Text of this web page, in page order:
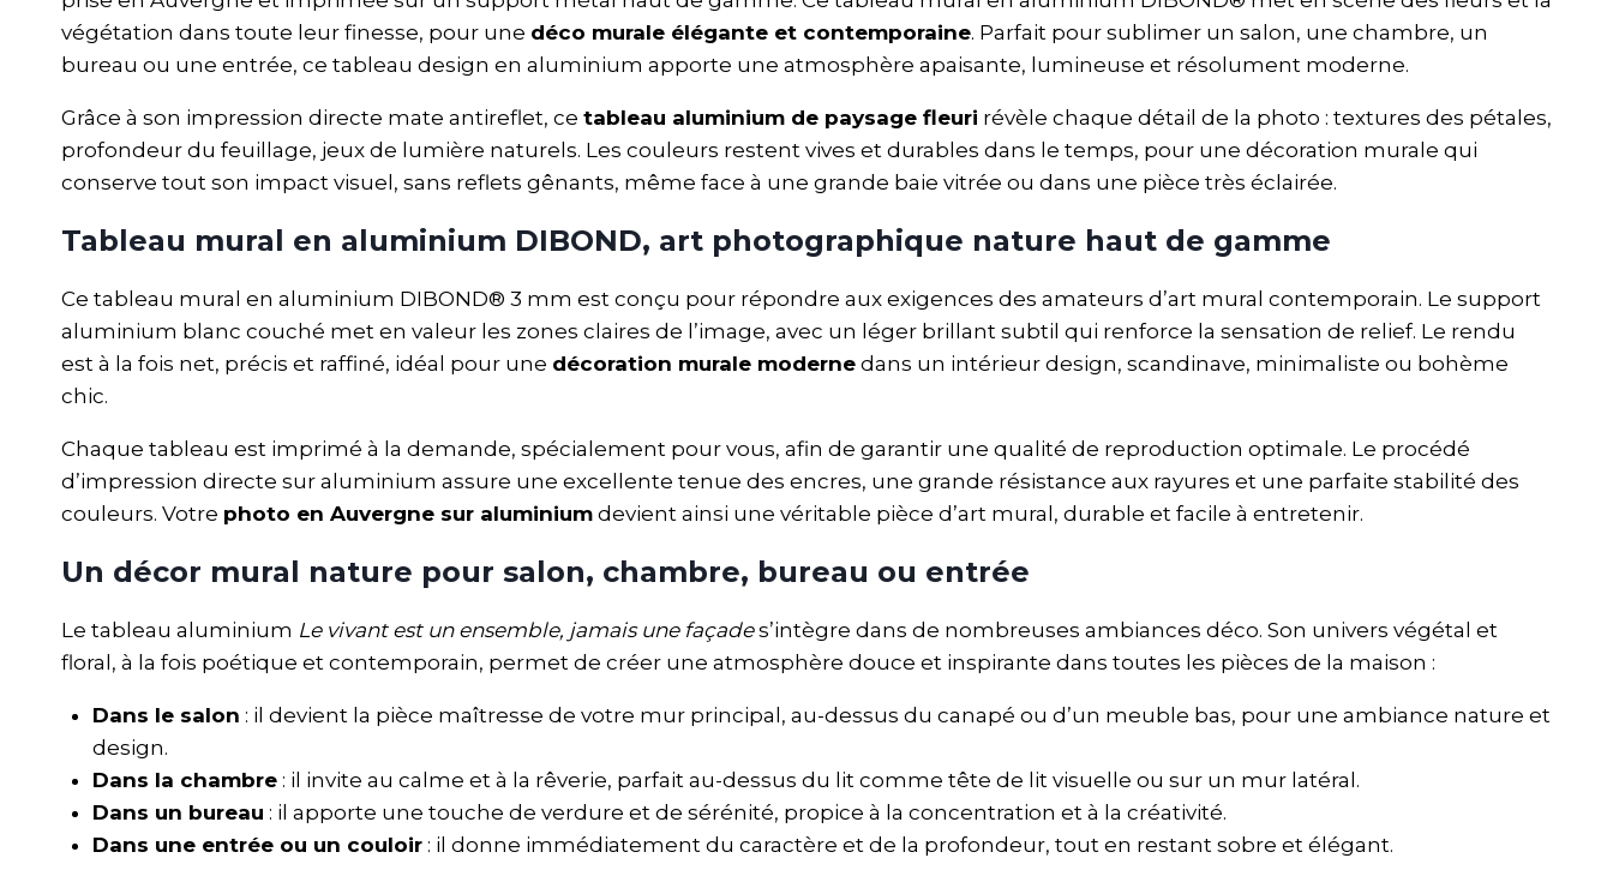
végétation dans toute leur finesse, pour une déco murale élégante et contemporaine. Parfait pour sublimer un salon, une chambre, un
bureau ou une entrée, ce tableau design en aluminium apporte une atmosphère apaisante, lumineuse et résolument moderne.
Grâce à son impression directe mate antireflet, ce tableau aluminium de paysage fleuri révèle chaque détail de la photo : textures des pétales,
profondeur du feuillage, jeux de lumière naturels. Les couleurs restent vives et durables dans le temps, pour une décoration murale qui
conserve tout son impact visuel, sans reflets gênants, même face à une grande baie vitrée ou dans une pièce très éclairée.
Tableau mural en aluminium DIBOND, art photographique nature haut de gamme
Ce tableau mural en aluminium DIBOND® 3 mm est conçu pour répondre aux exigences des amateurs d’art mural contemporain. Le support
aluminium blanc couché met en valeur les zones claires de l’image, avec un léger brillant subtil qui renforce la sensation de relief. Le rendu
est à la fois net, précis et raffiné, idéal pour une décoration murale moderne dans un intérieur design, scandinave, minimaliste ou bohème
chic.
Chaque tableau est imprimé à la demande, spécialement pour vous, afin de garantir une qualité de reproduction optimale. Le procédé
d’impression directe sur aluminium assure une excellente tenue des encres, une grande résistance aux rayures et une parfaite stabilité des
couleurs. Votre photo en Auvergne sur aluminium devient ainsi une véritable pièce d’art mural, durable et facile à entretenir.
Un décor mural nature pour salon, chambre, bureau ou entrée
Le tableau aluminium Le vivant est un ensemble, jamais une façades’intègre dans de nombreuses ambiances déco. Son univers végétal et
floral, à la fois poétique et contemporain, permet de créer une atmosphère douce et inspirante dans toutes les pièces de la maison :
Dans le salon : il devient la pièce maîtresse de votre mur principal, au-dessus du canapé ou d’un meuble bas, pour une ambiance nature et
design.
Dans la chambre: il invite au calme et à la rêverie, parfait au-dessus du lit comme tête de lit visuelle ou sur un mur latéral.
Dans un bureau : il apporte une touche de verdure et de sérénité, propice à la concentration et à la créativité.
Dans une entrée ou un couloir: il donne immédiatement du caractère et de la profondeur, tout en restant sobre et élégant.